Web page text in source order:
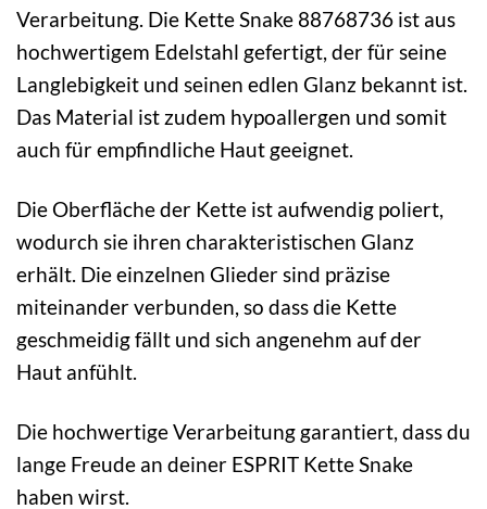
Verarbeitung. Die Kette Snake 88768736 ist aus
hochwertigem Edelstahl gefertigt, der für seine
Langlebigkeit und seinen edlen Glanz bekannt ist.
Das Material ist zudem hypoallergen und somit
auch für empfindliche Haut geeignet.
Die Oberfläche der Kette ist aufwendig poliert,
wodurch sie ihren charakteristischen Glanz
erhält. Die einzelnen Glieder sind präzise
miteinander verbunden, so dass die Kette
geschmeidig fällt und sich angenehm auf der
Haut anfühlt.
Die hochwertige Verarbeitung garantiert, dass du
lange Freude an deiner ESPRIT Kette Snake
haben wirst.